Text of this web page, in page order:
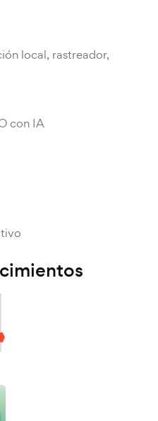
local, rastreador,
con IA